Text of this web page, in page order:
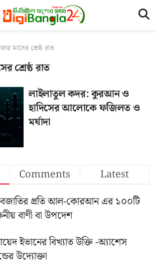
মাসের শ্রেষ্ঠ রাত
শ্রেষ্ঠ রাত
লাইলাতুল কদর: কুরআন ও
হাদিসের আলোকে ফজিলত ও
মর্যাদা
Comments
Latest
প্রতি আল-কোরআন এর ১০০টি
বাণী বা উপদেশ
ইভানের বিখ্যাত উক্তি -অ্যাশেস
উদ্যোক্তা